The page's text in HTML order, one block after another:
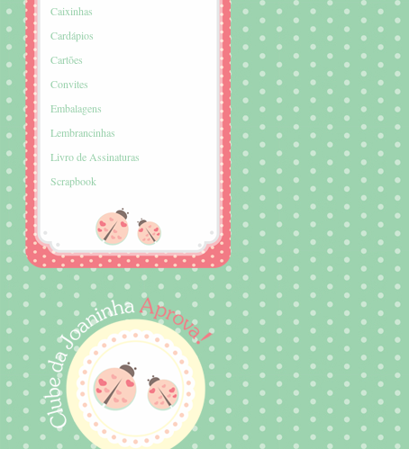
Caixinhas
Cardápios
Cartões
Convites
Embalagens
Lembrancinhas
Livro de Assinaturas
Scrapbook